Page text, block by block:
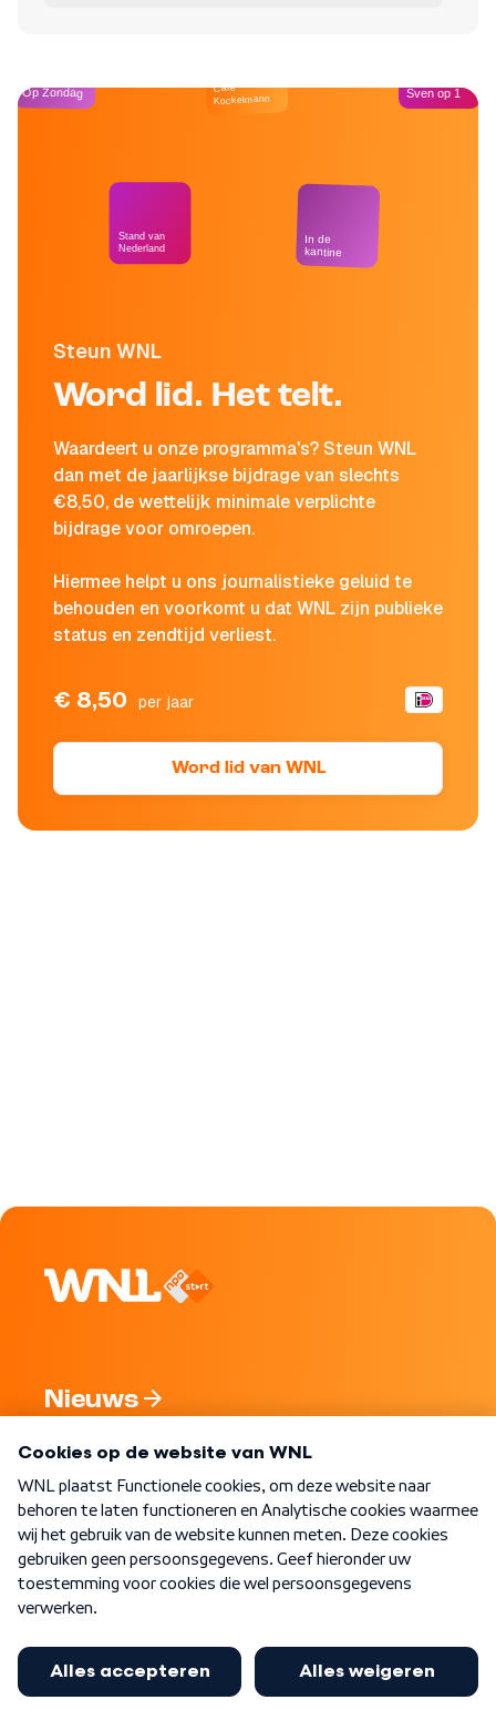
Steun WNL
Word lid. Het telt.
Waardeert u onze programma's? Steun WNL
dan met de jaarlijkse bijdrage van slechts
€8,50, de wettelijk minimale verplichte
bijdrage voor omroepen.
Hiermee helpt u ons journalistieke geluid te
behouden en voorkomt u dat WNL zijn publieke
status en zendtijd verliest.
€ 8,50 per jaar
Word lid van WNL
Op Zondag
Stand van
Nederland
Café
Kockelmann
In de
kantine
Sven op 1
Nieuws
Nieuwsbrief
Word Lid